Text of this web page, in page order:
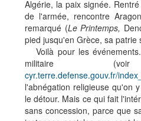
Algérie, la paix signée.
de l'armée, rencontre
remarqué (Le Printemps,
pied jusqu'en Grèce, sa patrie
Voilà pour les
militaire
cyr.terre.defense.gouv.fr/
l'abnégation religieuse qu'on
le détour. Mais ce qui fait
sans concession, parce que